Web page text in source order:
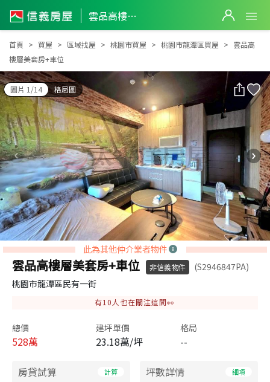
雲品高樓層美套房+車位
雲品高樓層美套房+車位
首頁 買屋 區域找屋 桃園市買屋 桃園市龍潭區買屋
雲品高
樓層美套房+車位
圖片 1/14 格局圖
此為其他仲介業者物件
雲品高樓層美套房+車位 非信義物件
(S2946847PA)
桃園市龍潭區民有一街
有10 人也在關注這間👀
總價
528萬
建坪單價
23.18萬/坪
格局
--
房貸試算 計算 坪數詳情 細項